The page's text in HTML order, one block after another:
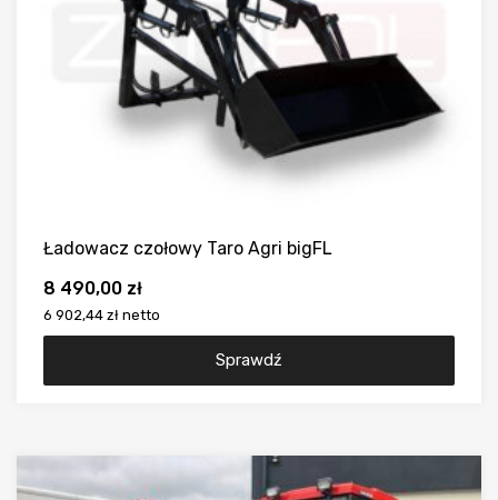
Ładowacz czołowy Taro Agri bigFL
8 490,00 zł
6 902,44 zł netto
Sprawdź